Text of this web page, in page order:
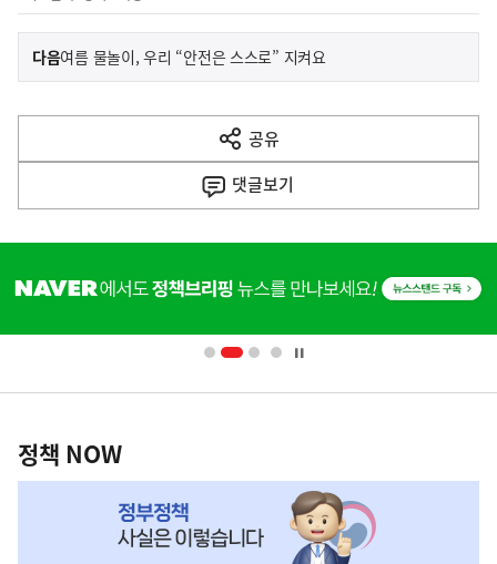
이
전
다
음
다음기
여름 물놀이, 우리 “안전은 스스로” 지켜요
공유
열
기
댓글보기
단
배
영
책
NOW,
정책 NOW